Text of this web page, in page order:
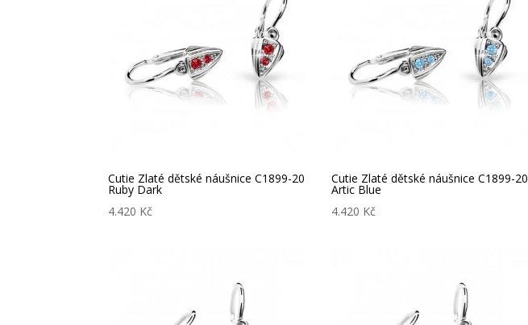
Cutie Zlaté dětské náušnice C1899-20
Ruby Dark
4.420 Kč
Cutie Zlaté dětské náušnice C1899-20
Artic Blue
4.420 Kč